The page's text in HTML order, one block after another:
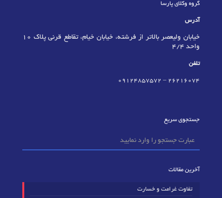
گروه وکلای پارسا
آدرس
خیابان ولیعصر بالاتر از فرشته، خیابان خیام، تقاطع قرنی پلاک 10
واحد 4/4
تلفن
٢٦٢١٦٠٧٤ –
09124857572
جستجوی سریع
آخرین مقالات
تفاوت غرامت و خسارت